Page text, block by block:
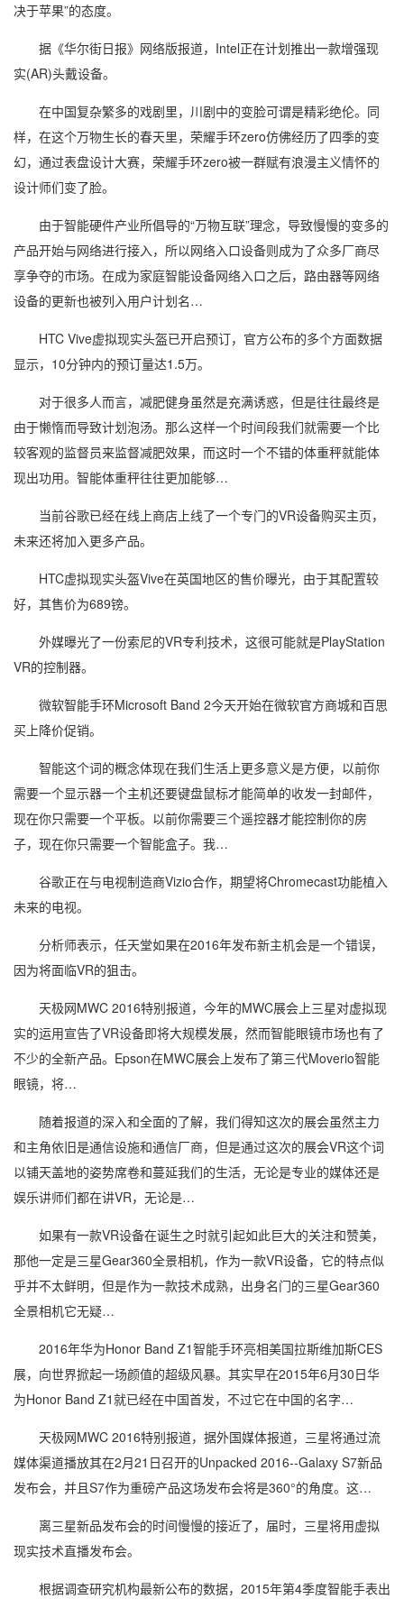
决于苹果”的态度。
据《华尔街日报》网络版报道，Intel正在计划推出一款增强现
实(AR)头戴设备。
在中国复杂繁多的戏剧里，川剧中的变脸可谓是精彩绝伦。同
样，在这个万物生长的春天里，荣耀手环zero仿佛经历了四季的变
幻，通过表盘设计大赛，荣耀手环zero被一群赋有浪漫主义情怀的
设计师们变了脸。
由于智能硬件产业所倡导的“万物互联”理念，导致慢慢的变多的
产品开始与网络进行接入，所以网络入口设备则成为了众多厂商尽
享争夺的市场。在成为家庭智能设备网络入口之后，路由器等网络
设备的更新也被列入用户计划名…
HTC Vive虚拟现实头盔已开启预订，官方公布的多个方面数据
显示，10分钟内的预订量达1.5万。
对于很多人而言，减肥健身虽然是充满诱惑，但是往往最终是
由于懒惰而导致计划泡汤。那么这样一个时间段我们就需要一个比
较客观的监督员来监督减肥效果，而这时一个不错的体重秤就能体
现出功用。智能体重秤往往更加能够…
当前谷歌已经在线上商店上线了一个专门的VR设备购买主页，
未来还将加入更多产品。
HTC虚拟现实头盔Vive在英国地区的售价曝光，由于其配置较
好，其售价为689镑。
外媒曝光了一份索尼的VR专利技术，这很可能就是PlayStation
VR的控制器。
微软智能手环Microsoft Band 2今天开始在微软官方商城和百思
买上降价促销。
智能这个词的概念体现在我们生活上更多意义是方便，以前你
需要一个显示器一个主机还要键盘鼠标才能简单的收发一封邮件，
现在你只需要一个平板。以前你需要三个遥控器才能控制你的房
子，现在你只需要一个智能盒子。我…
谷歌正在与电视制造商Vizio合作，期望将Chromecast功能植入
未来的电视。
分析师表示，任天堂如果在2016年发布新主机会是一个错误，
因为将面临VR的狙击。
天极网MWC 2016特别报道，今年的MWC展会上三星对虚拟现
实的运用宣告了VR设备即将大规模发展，然而智能眼镜市场也有了
不少的全新产品。Epson在MWC展会上发布了第三代Moverio智能
眼镜，将…
随着报道的深入和全面的了解，我们得知这次的展会虽然主力
和主角依旧是通信设施和通信厂商，但是通过这次的展会VR这个词
以铺天盖地的姿势席卷和蔓延我们的生活，无论是专业的媒体还是
娱乐讲师们都在讲VR，无论是…
如果有一款VR设备在诞生之时就引起如此巨大的关注和赞美，
那他一定是三星Gear360全景相机，作为一款VR设备，它的特点似
乎并不太鲜明，但是作为一款技术成熟，出身名门的三星Gear360
全景相机它无疑…
2016年华为Honor Band Z1智能手环亮相美国拉斯维加斯CES
展，向世界掀起一场颜值的超级风暴。其实早在2015年6月30日华
为Honor Band Z1就已经在中国首发，不过它在中国的名字…
天极网MWC 2016特别报道，据外国媒体报道，三星将通过流
媒体渠道播放其在2月21日召开的Unpacked 2016--Galaxy S7新品
发布会，并且S7作为重磅产品这场发布会将是360°的角度。这…
离三星新品发布会的时间慢慢的接近了，届时，三星将用虚拟
现实技术直播发布会。
根据调查研究机构最新公布的数据，2015年第4季度智能手表出